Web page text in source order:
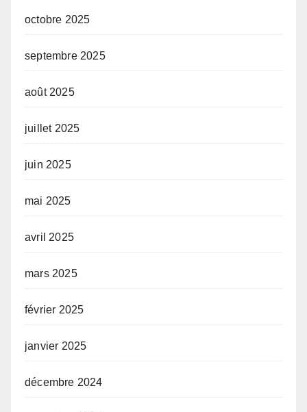
octobre 2025
septembre 2025
août 2025
juillet 2025
juin 2025
mai 2025
avril 2025
mars 2025
février 2025
janvier 2025
décembre 2024